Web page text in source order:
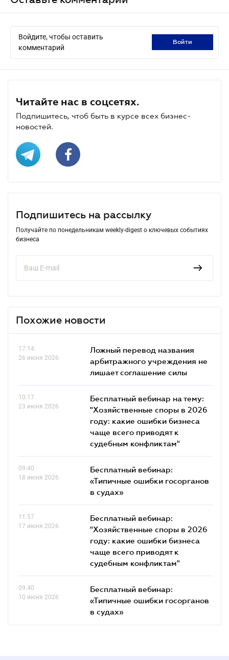
Войдите, чтобы оставить
комментарий
войти
Читайте нас в соцсетях.
Подпишитесь, чтоб быть в курсе всех бизнес-
новостей.
Подпишитесь на рассылку
Получайте по понедельникам weekly-digest о ключевых событиях
бизнеса
Похожие новости
17.14
26 июня 2026
Ложный перевод названия
арбитражного учреждения не
лишает соглашение силы
10.17
23 июня 2026
Бесплатный вебинар на тему:
"Хозяйственные споры в 2026
году: какие ошибки бизнеса
чаще всего приводят к
судебным конфликтам"
09.40
18 июня 2026
Бесплатный вебинар:
«Типичные ошибки госорганов
в судах»
11.57
17 июня 2026
Бесплатный вебинар:
"Хозяйственные споры в 2026
году: какие ошибки бизнеса
чаще всего приводят к
судебным конфликтам"
09.40
10 июня 2026
Бесплатный вебинар:
«Типичные ошибки госорганов
в судах»